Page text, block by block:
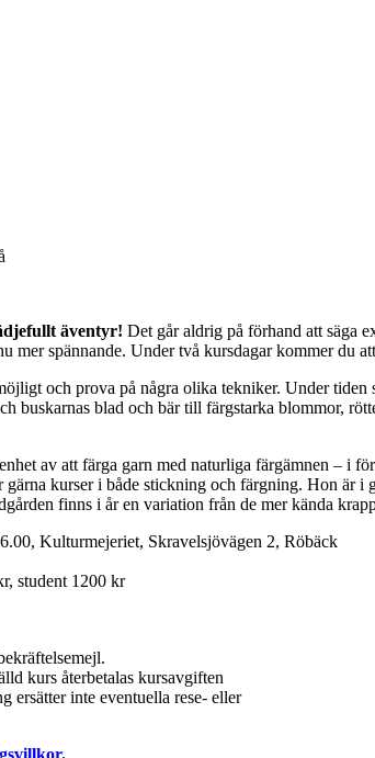
äventyr! Det går aldrig på förhand att säga
mer spännande. Under två kursdagar kommer du
och prova på några olika tekniker. Under
buskarnas blad och bär till färgstarka blommor,
av att färga garn med naturliga färgämnen – i
kurser i både stickning och färgning. Hon är
finns i år en variation från de mer kända
Kulturmejeriet, Skravelsjövägen 2, Röbäck
student 1200 kr
kurs återbetalas kursavgiften
ersätter inte eventuella rese- eller